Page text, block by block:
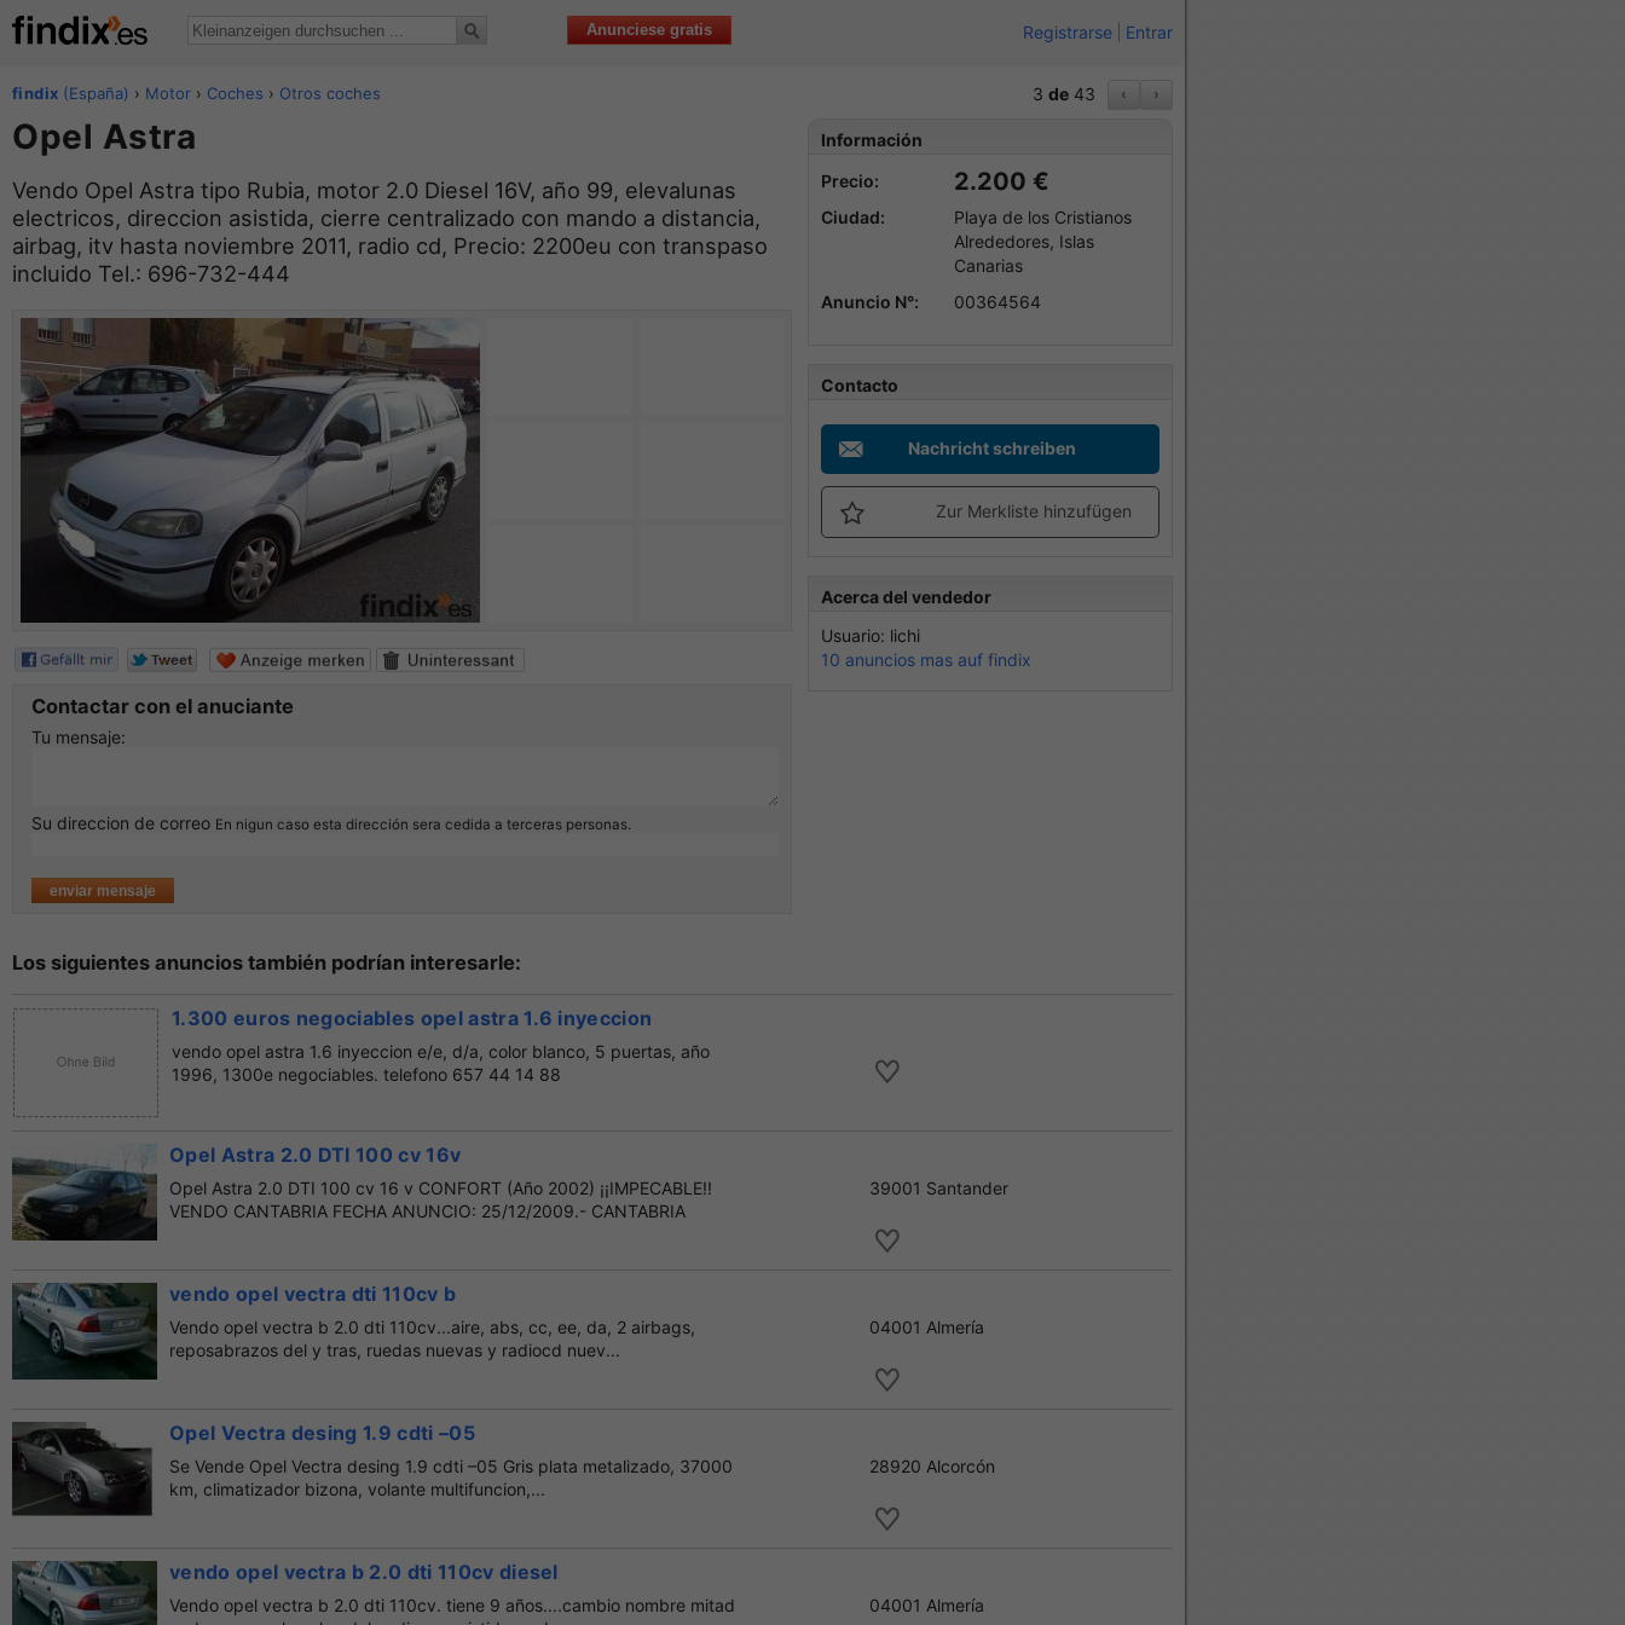
Anunciese gratis Registrarse Entrar
findix (España) › Motor › Coches › Otros coches 3 de 43 ‹ ›
Opel Astra
Vendo Opel Astra tipo Rubia, motor 2.0 Diesel 16V, año 99, elevalunas
electricos, direccion asistida, cierre centralizado con mando a distancia,
airbag, itv hasta noviembre 2011, radio cd, Precio: 2200eu con transpaso
incluido Tel.: 696-732-444
Contactar con el anuciante
Tu mensaje:
Su direccion de correo En nigun caso esta dirección sera cedida a terceras personas.
Información
Precio:
2.200 €
Ciudad:
Playa de los Cristianos
Alrededores, Islas
Canarias
Anuncio N°:
00364564
Contacto
Nachricht schreiben
Zur Merkliste hinzufügen
Acerca del vendedor
Usuario: lichi
10 anuncios mas auf findix
Los siguientes anuncios también podrían interesarle:
1.300 euros negociables opel astra 1.6 inyeccion
vendo opel astra 1.6 inyeccion e/e, d/a, color blanco, 5 puertas, año
1996, 1300e negociables. telefono 657 44 14 88
Opel Astra 2.0 DTI 100 cv 16v
Opel Astra 2.0 DTI 100 cv 16 v CONFORT (Año 2002) ¡¡IMPECABLE!!
VENDO CANTABRIA FECHA ANUNCIO: 25/12/2009.- CANTABRIA
39001 Santander
vendo opel vectra dti 110cv b
Vendo opel vectra b 2.0 dti 110cv...aire, abs, cc, ee, da, 2 airbags,
reposabrazos del y tras, ruedas nuevas y radiocd nuev...
04001 Almería
Opel Vectra desing 1.9 cdti –05
Se Vende Opel Vectra desing 1.9 cdti –05 Gris plata metalizado, 37000
km, climatizador bizona, volante multifuncion,...
28920 Alcorcón
vendo opel vectra b 2.0 dti 110cv diesel
Vendo opel vectra b 2.0 dti 110cv. tiene 9 años....cambio nombre mitad
04001 Almería